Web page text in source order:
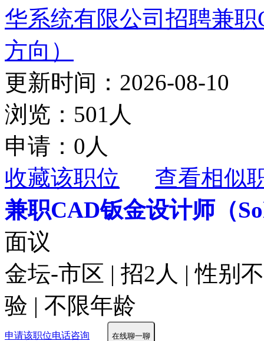
华系统有限公司招聘兼
方向）
更新时间：2026-08-10
浏览：501人
申请：0人
收藏该职位
查看相似
兼职CAD钣金设计师（
面议
金坛-市区 | 招2人 | 性别
验 | 不限年龄
申请该职位电话咨询 在线聊一聊